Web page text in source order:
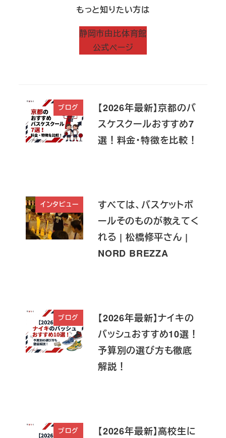
もっと知りたい方は
静岡市由比体育館
公式ページ
ブログ
【2026年最新】京都のバ
スケスクールおすすめ7
選！料金・特徴を比較！
インタビュー
すべては、バスケットボ
ールそのものが教えてく
れる | 松橋修平さん |
NORD BREZZA
ブログ
【2026年最新】ナイキの
バッシュおすすめ10選！
予算別の選び方も徹底
解説！
ブログ
【2026年最新】高校生に